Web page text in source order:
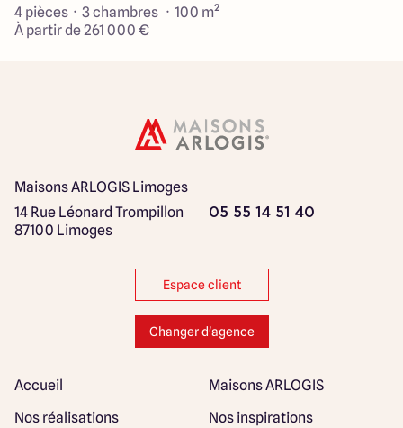
4 pièces · 3 chambres · 100 m²
À partir de 261 000 €
Maisons ARLOGIS Limoges
14 Rue Léonard Trompillon
87100 Limoges
05 55 14 51 40
Espace client
Changer d'agence
Accueil
Maisons ARLOGIS
Nos réalisations
Nos inspirations